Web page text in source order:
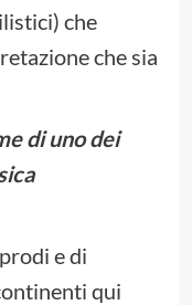
che
che sia
di uno dei
e di
qui